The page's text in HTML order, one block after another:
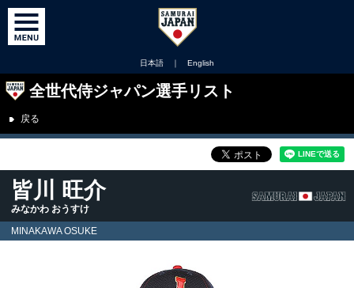
日本語 ｜ English
全世代侍ジャパン選手リスト
戻る
皆川 旺介
みなかわ おうすけ
MINAKAWA OSUKE